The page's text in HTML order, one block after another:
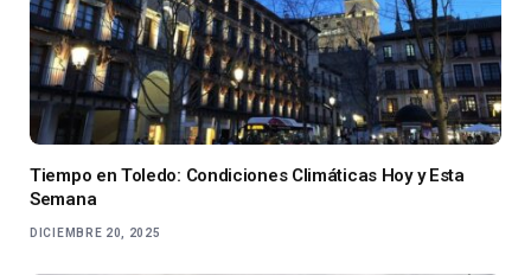
Tiempo en Toledo: Condiciones Climáticas Hoy y Esta
Semana
DICIEMBRE 20, 2025